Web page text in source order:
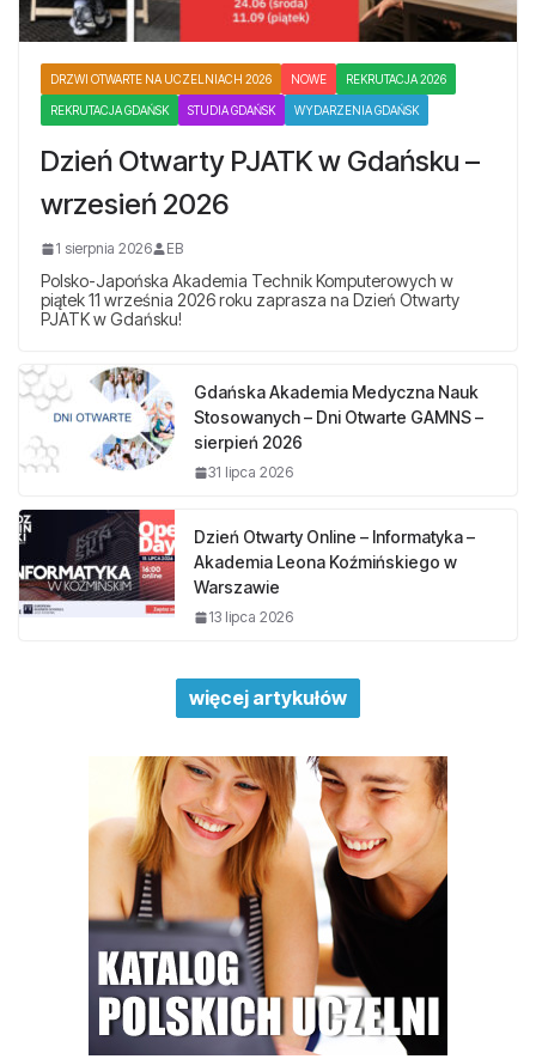
DRZWI OTWARTE NA UCZELNIACH 2026 NOWE REKRUTACJA 2026
REKRUTACJA GDAŃSK STUDIA GDAŃSK WYDARZENIA GDAŃSK
Dzień Otwarty PJATK w Gdańsku –
wrzesień 2026
1 sierpnia 2026 EB
Polsko-Japońska Akademia Technik Komputerowych w
piątek 11 września 2026 roku zaprasza na Dzień Otwarty
PJATK w Gdańsku!
Gdańska Akademia Medyczna Nauk
Stosowanych – Dni Otwarte GAMNS –
sierpień 2026
31 lipca 2026
Dzień Otwarty Online – Informatyka –
Akademia Leona Koźmińskiego w
Warszawie
13 lipca 2026
więcej artykułów